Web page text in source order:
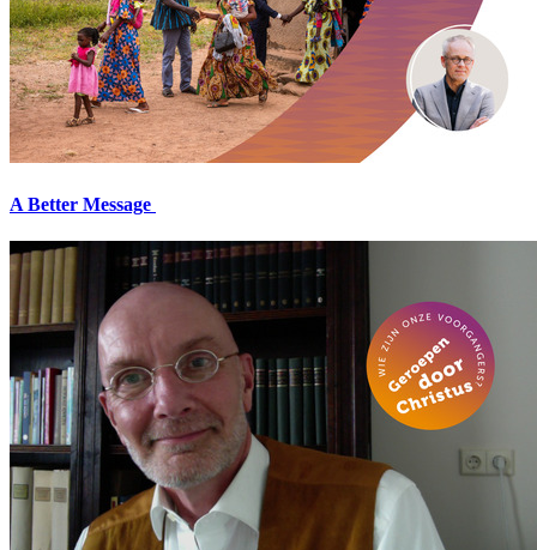
A Better Message